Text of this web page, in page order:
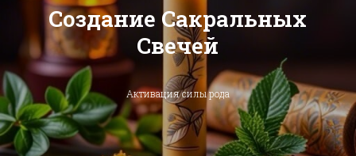
Создание Сакральных
Свечей
Активация силы рода